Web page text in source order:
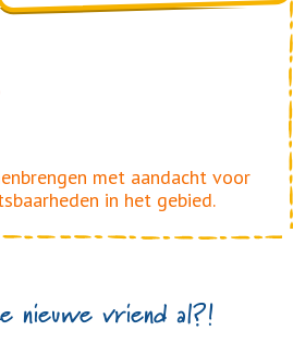
met aandacht voor
in het gebied.
nieuwe vriend al?!